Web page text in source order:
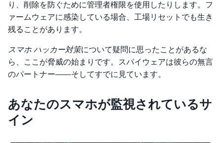
り、削除を防ぐために管理者権限を使用したりします。フ
ァームウェアに感染している場合、工場リセットでも生き
残ることがあります。
スマホ ハッカー対策について疑問に思ったことがあるな
ら、ここが脅威の始まりです。スパイウェアは彼らの無言
のパートナー——そしてすでに見ています。
あなたのスマホが監視されているサ
イン